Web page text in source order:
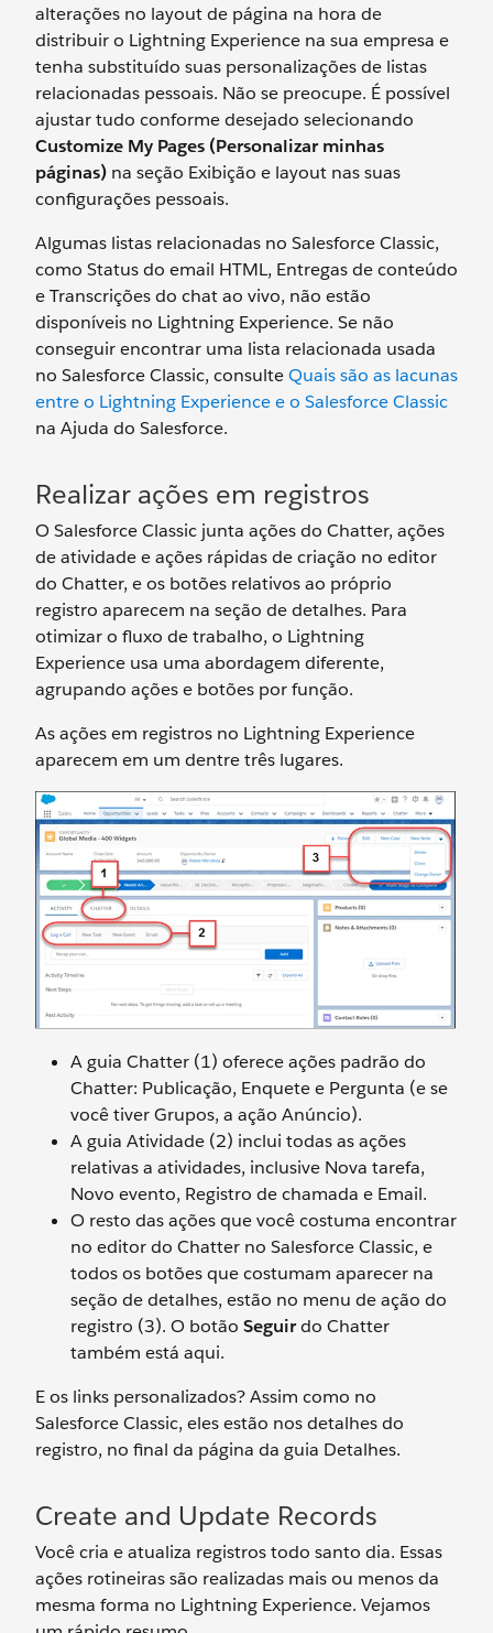
alterações no layout de página na hora de
distribuir o Lightning Experience na sua empresa e
tenha substituído suas personalizações de listas
relacionadas pessoais. Não se preocupe. É possível
ajustar tudo conforme desejado selecionando
Customize My Pages (Personalizar minhas
páginas) na seção Exibição e layout nas suas
configurações pessoais.
Algumas listas relacionadas no Salesforce Classic,
como Status do email HTML, Entregas de conteúdo
e Transcrições do chat ao vivo, não estão
disponíveis no Lightning Experience. Se não
conseguir encontrar uma lista relacionada usada
no Salesforce Classic, consulteQuais são as lacunas
entre o Lightning Experience e o Salesforce Classic
na Ajuda do Salesforce.
Realizar ações em registros
O Salesforce Classic junta ações do Chatter, ações
de atividade e ações rápidas de criação no editor
do Chatter, e os botões relativos ao próprio
registro aparecem na seção de detalhes. Para
otimizar o fluxo de trabalho, o Lightning
Experience usa uma abordagem diferente,
agrupando ações e botões por função.
As ações em registros no Lightning Experience
aparecem em um dentre três lugares.
A guia Chatter (1) oferece ações padrão do
Chatter: Publicação, Enquete e Pergunta (e se
você tiver Grupos, a ação Anúncio).
A guia Atividade (2) inclui todas as ações
relativas a atividades, inclusive Nova tarefa,
Novo evento, Registro de chamada e Email.
O resto das ações que você costuma encontrar
no editor do Chatter no Salesforce Classic, e
todos os botões que costumam aparecer na
seção de detalhes, estão no menu de ação do
registro (3). O botão Seguirdo Chatter
também está aqui.
E os links personalizados? Assim como no
Salesforce Classic, eles estão nos detalhes do
registro, no final da página da guia Detalhes.
Create and Update Records
Você cria e atualiza registros todo santo dia. Essas
ações rotineiras são realizadas mais ou menos da
mesma forma no Lightning Experience. Vejamos